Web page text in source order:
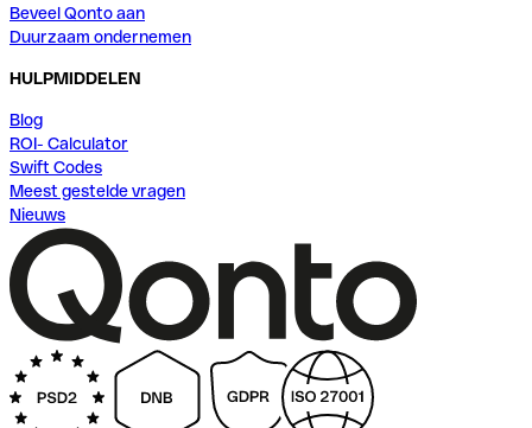
Beveel Qonto aan
Duurzaam ondernemen
HULPMIDDELEN
Blog
ROI- Calculator
Swift Codes
Meest gestelde vragen
Nieuws